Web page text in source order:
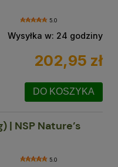
5.0
Wysyłka w: 24 godziny
202,95 zł
DO KOSZYKA
| NSP Nature’s
5.0